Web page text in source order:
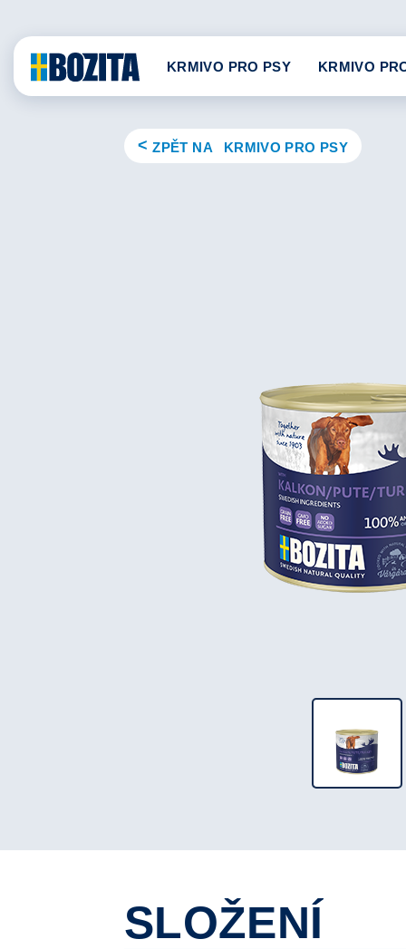
content
KRMIVO PRO PSY KRMIVO
ZPĚT NA KRMIVO PRO PSY
SLOŽENÍ